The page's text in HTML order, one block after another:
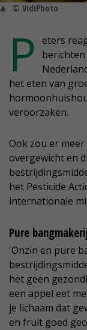
© VidiPhoto
P eters
het eten van
veroorzaken.
Ook zou er
overgewicht en
het Pesticide
internationale
Pure
'Onzin en pure
het geen
een appel eet
je lichaam dat
en fruit goed